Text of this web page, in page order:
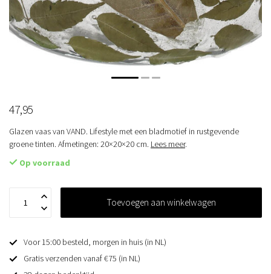
47,95
Glazen vaas van VAND. Lifestyle met een bladmotief in rustgevende
groene tinten. Afmetingen: 20×20×20 cm. Lees meer.
Op voorraad
Toevoegen aan winkelwagen
Voor 15:00 besteld, morgen in huis (in NL)
Gratis verzenden vanaf €75 (in NL)